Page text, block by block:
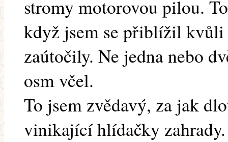
stromy motorovou pilou.
když jsem se přiblížil
zaútočily. Ne jedna nebo
osm včel.
To jsem zvědavý, za jak
vinikající hlídačky zahrady.